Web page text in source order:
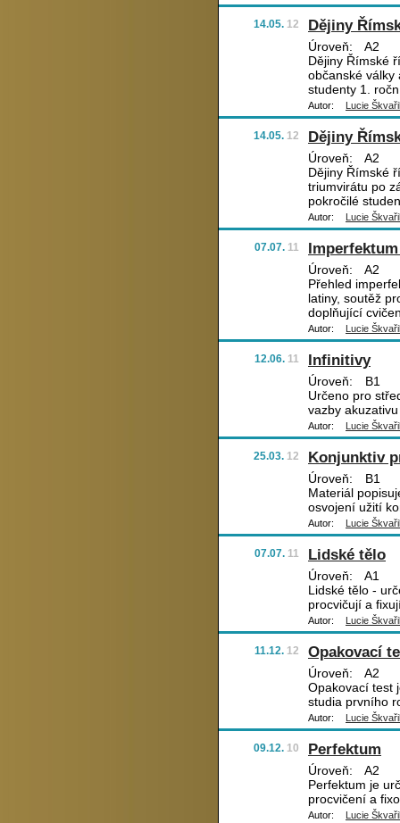
14.05. 12 Dějiny
Úroveň:
A2
Dějiny Římské
občanské války
studenty 1.
Autor: Lucie
14.05. 12 Dějiny
Úroveň:
A2
Dějiny Římské
triumvirátu po
pokročilé
Autor: Lucie
07.07. 11
Úroveň:
A2
Přehled
latiny, soutěž
doplňující
Autor: Lucie
12.06. 11 Infinitivy
Úroveň:
B1
Určeno pro
vazby
Autor: Lucie
25.03. 12 Konjunktiv
Úroveň:
B1
Materiál
osvojení užití
Autor: Lucie
07.07. 11 Lidské tělo
Úroveň:
A1
Lidské tělo -
procvičují a
Autor: Lucie
11.12. 12 Opakovací
Úroveň:
A2
Opakovací test
studia prvního
Autor: Lucie
09.12. 10 Perfektum
Úroveň:
A2
Perfektum je
procvičení a
Autor: Lucie